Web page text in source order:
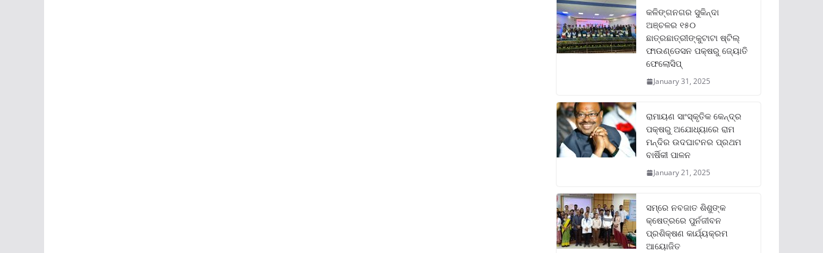
କଳିଙ୍ଗନଗର ସୁକିନ୍ଦା
ଅଞ୍ଚଳର ୧୫୦
ଛାତ୍ରଛାତ୍ରୀଙ୍କୁଟାଟା ଷ୍ଟିଲ୍
ଫାଉଣ୍ଡେସନ ପକ୍ଷରୁ ଜ୍ୟୋତି
ଫେଲୋସିପ୍‌
January 31, 2025
ରାମାୟଣ ସାଂସ୍କୃତିକ କେନ୍ଦ୍ର
ପକ୍ଷରୁ ଅଯୋଧ୍ୟାରେ ରାମ
ମନ୍ଦିର ଉଦଘାଟନର ପ୍ରଥମ
ବାର୍ଷିକୀ ପାଳନ
January 21, 2025
ସମ୍‌ରେ ନବଜାତ ଶିଶୁଙ୍କ
କ୍ଷେତ୍ରରେ ପୁର୍ନଜୀବନ
ପ୍ରଶିକ୍ଷଣ କାର୍ଯ୍ୟକ୍ରମ
ଆୟୋଜିତ